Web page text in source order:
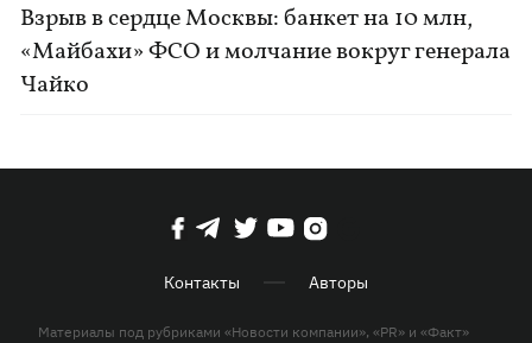
Взрыв в сердце Москвы: банкет на 10 млн,
«Майбахи» ФСО и молчание вокруг генерала
Чайко
Контакты Авторы
Материалы под рубриками «Новости компании», «PR» и «Факт»